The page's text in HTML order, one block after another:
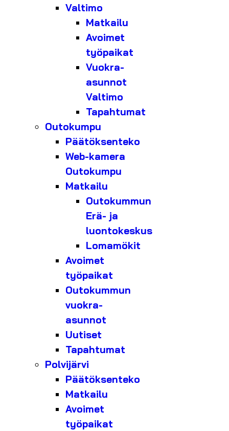
Valtimo
Matkailu
Avoimet
työpaikat
Vuokra-
asunnot
Valtimo
Tapahtumat
Outokumpu
Päätöksenteko
Web-kamera
Outokumpu
Matkailu
Outokummun
Erä- ja
luontokeskus
Lomamökit
Avoimet
työpaikat
Outokummun
vuokra-
asunnot
Uutiset
Tapahtumat
Polvijärvi
Päätöksenteko
Matkailu
Avoimet
työpaikat